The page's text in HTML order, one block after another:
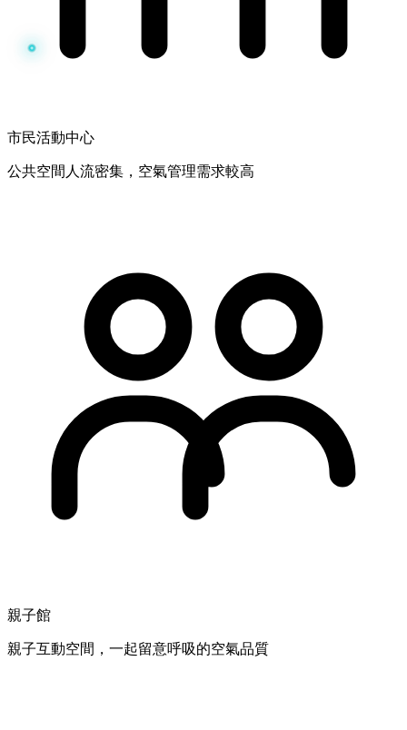
市民活動中心
公共空間人流密集，空氣管理需求較高
親子館
親子互動空間，一起留意呼吸的空氣品質